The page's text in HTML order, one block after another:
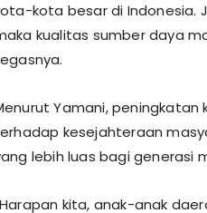
kota besar di Indonesia.
kualitas sumber daya
Yamani, peningkatan
kesejahteraan
lebih luas bagi generasi
kita, anak-anak